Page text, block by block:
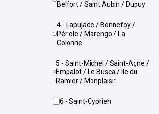
Belfort / Saint Aubin / Dupuy
4 - Lapujade / Bonnefoy /
Périole / Marengo / La
Colonne
5 - Saint-Michel / Saint-Agne /
Empalot / Le Busca / Ile du
Ramier / Monplaisir
6 - Saint-Cyprien